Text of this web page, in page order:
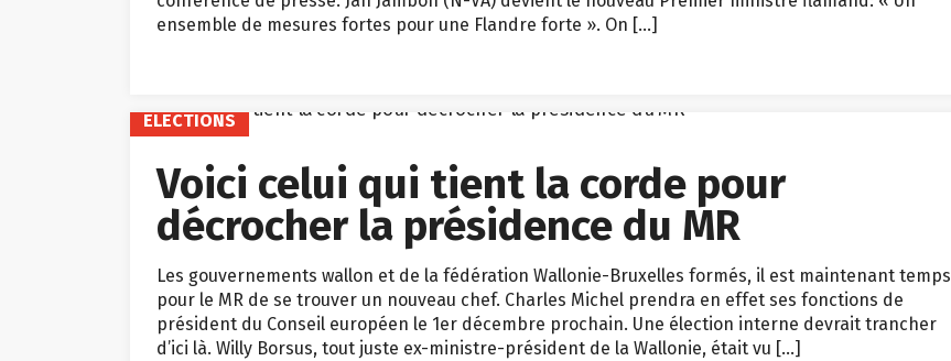
ensemble de mesures fortes pour une Flandre forte ». On […]
ELECTIONS
Voici celui qui tient la corde pour
décrocher la présidence du MR
Les gouvernements wallon et de la fédération Wallonie-Bruxelles formés, il est maintenant temps
pour le MR de se trouver un nouveau chef. Charles Michel prendra en effet ses fonctions de
président du Conseil européen le 1er décembre prochain. Une élection interne devrait trancher
d’ici là. Willy Borsus, tout juste ex-ministre-président de la Wallonie, était vu […]